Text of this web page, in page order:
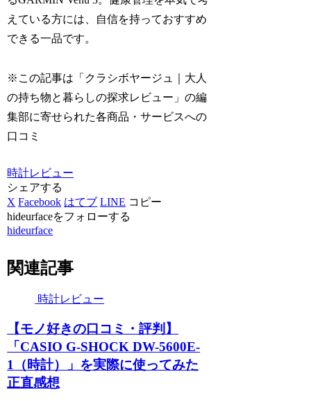
えている方には、自信を持っておすすめ
できる一品です。
※この記事は「クラシボヤージュ｜大人
の持ち物と暮らしの探求レビュー」の編
集部に寄せられた各商品・サービスへの
口コミ
時計レビュー
シェアする
X Facebook はてブ LINE コピー
hideurfaceをフォローする
hideurface
関連記事
時計レビュー
【モノ好きの口コミ・評判】
「CASIO G-SHOCK DW-5600E-
1（時計）」を実際に使ってみた
正直感想